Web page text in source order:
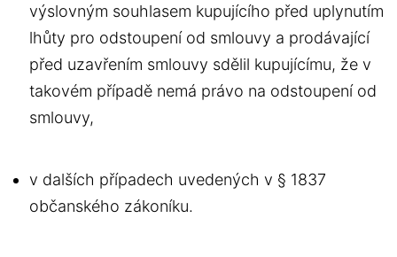
výslovným souhlasem kupujícího před uplynutím
lhůty pro odstoupení od smlouvy a prodávající
před uzavřením smlouvy sdělil kupujícímu, že v
takovém případě nemá právo na odstoupení od
smlouvy,
v dalších případech uvedených v § 1837
občanského zákoníku.